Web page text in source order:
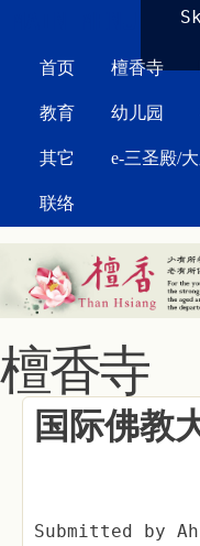
首页 檀香寺
教育 幼儿园
其它 e-三圣殿/
联络
檀香寺
国际佛教
Submitted by